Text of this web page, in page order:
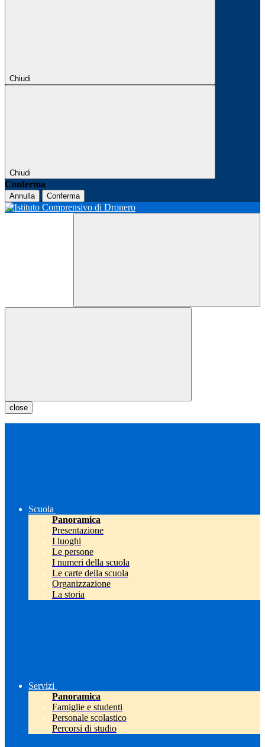
Chiudi
Chiudi
Conferma
Annulla Conferma
close
Scuola
Panoramica
Presentazione
I luoghi
Le persone
I numeri della scuola
Le carte della scuola
Organizzazione
La storia
Servizi
Panoramica
Famiglie e studenti
Personale scolastico
Percorsi di studio